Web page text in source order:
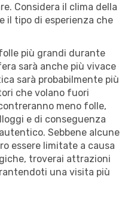
Considera il clima della
il tipo di esperienza che
più grandi durante
sarà anche più vivace
sarà probabilmente più
che volano fuori
meno folle,
e di conseguenza
Sebbene alcune
essere limitate a causa
troverai attrazioni
una visita più